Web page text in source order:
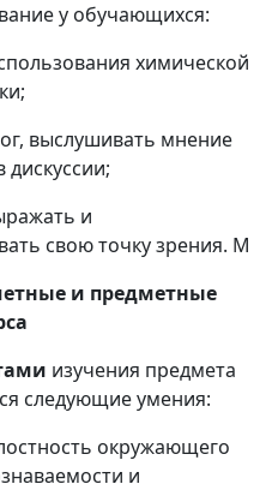
у обучающихся:
химической
выслушивать мнение
дискуссии;
и
свою точку зрения. М
и предметные
изучения предмета
следующие умения:
окружающего
и